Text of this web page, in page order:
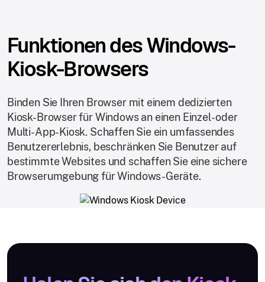
Funktionen des Windows-
Kiosk-Browsers
Binden Sie Ihren Browser mit einem dedizierten
Kiosk-Browser für Windows an einen Einzel- oder
Multi-App-Kiosk. Schaffen Sie ein umfassendes
Benutzererlebnis, beschränken Sie Benutzer auf
bestimmte Websites und schaffen Sie eine sichere
Browserumgebung für Windows-Geräte.